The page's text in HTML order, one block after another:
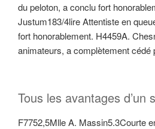
du peloton, a conclu fort
Justum183/4lire Attentiste en
fort honorablement. H4459A.
animateurs, a complètement cédé
Tous les avantages d’un
F7752,5Mlle A. Massin5.3Courte